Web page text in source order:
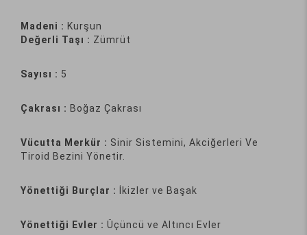
Madeni : Kurşun
Değerli Taşı : Zümrüt
Sayısı : 5
Çakrası : Boğaz Çakrası
Vücutta Merkür : Sinir Sistemini, Akciğerleri Ve
Tiroid Bezini Yönetir.
Yönettiği Burçlar : İkizler ve Başak
Yönettiği Evler : Üçüncü ve Altıncı Evler